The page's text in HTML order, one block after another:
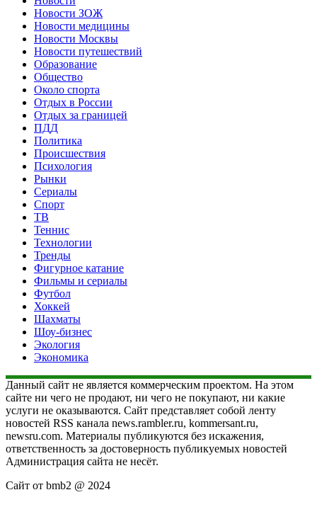
Новости ЗОЖ
Новости медицины
Новости Москвы
Новости путешествий
Образование
Общество
Около спорта
Отдых в России
Отдых за границей
ПДД
Политика
Происшествия
Психология
Рынки
Сериалы
Спорт
ТВ
Теннис
Технологии
Тренды
Фигурное катание
Фильмы и сериалы
Футбол
Хоккей
Шахматы
Шоу-бизнес
Экология
Экономика
Данный сайт не является коммерческим проектом. На этом
сайте ни чего не продают, ни чего не покупают, ни какие
услуги не оказываются. Сайт представляет собой ленту
новостей RSS канала news.rambler.ru, kommersant.ru,
newsru.com. Материалы публикуются без искажения,
ответственность за достоверность публикуемых новостей
Администрация сайта не несёт.
Сайт от bmb2 @ 2024